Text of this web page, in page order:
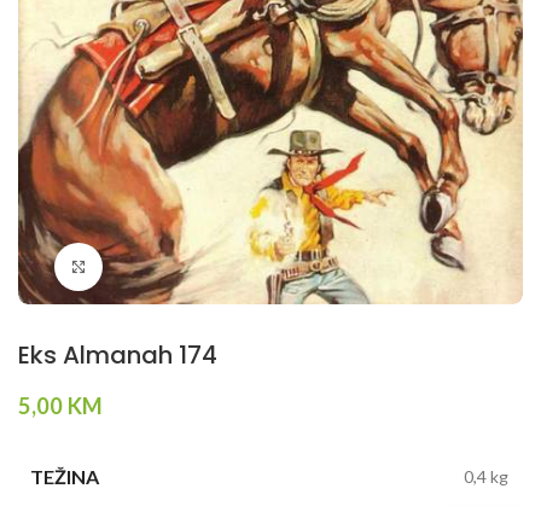
Klikni da povečaš
Eks Almanah 174
5,00 KM
TEŽINA 0,4 kg